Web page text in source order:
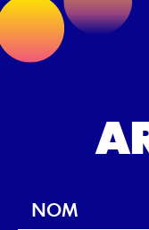
Go to main content